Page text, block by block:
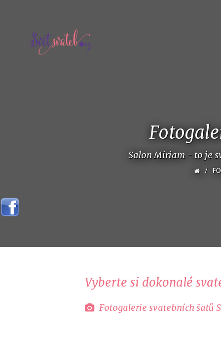
Salon Miriam - to je
/
Vyberte si dokonalé
Fotogalerie svatebních šatů